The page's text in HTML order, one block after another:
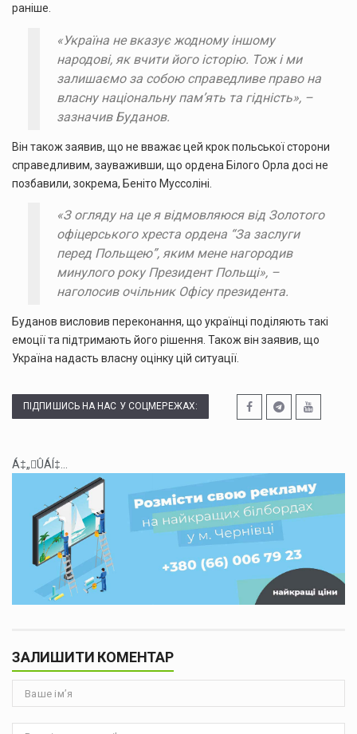
раніше.
«Україна не вказує жодному іншому
народові, як вчити його історію. Тож і ми
залишаємо за собою справедливе право на
власну національну пам’ять та гідність», –
зазначив Буданов.
Він також заявив, що не вважає цей крок польської сторони
справедливим, зауваживши, що ордена Білого Орла досі не
позбавили, зокрема, Беніто Муссоліні.
«З огляду на це я відмовляюся від Золотого
офіцерського хреста ордена “За заслуги
перед Польщею”, яким мене нагородив
минулого року Президент Польщі», –
наголосив очільник Офісу президента.
Буданов висловив переконання, що українці поділяють такі
емоції та підтримають його рішення. Також він заявив, що
Україна надасть власну оцінку цій ситуації.
ПІДПИШИСЬ НА НАС У СОЦМЕРЕЖАХ:
Á‡„ÛÁÍ‡...
ЗАЛИШИТИ КОМЕНТАР